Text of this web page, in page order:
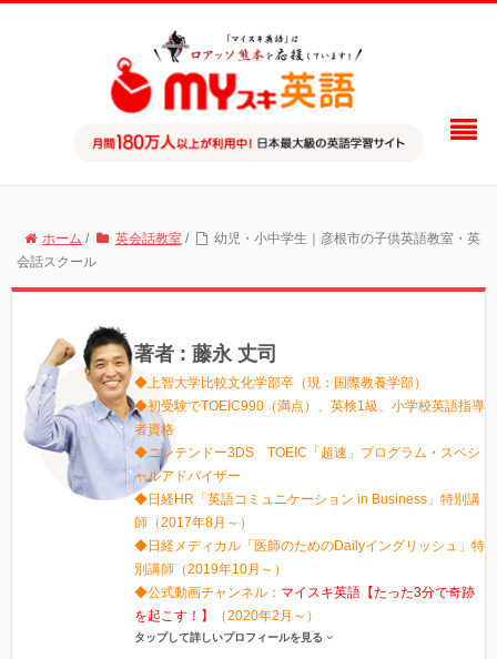
ホーム / 英会話教室 /
幼児・小中学生｜彦根市の子供英語教室・英
会話スクール
著者 : 藤永 丈司
◆上智大学比較文化学部卒（現：国際教養学部）
◆初受験でTOEIC990（満点）、英検1級、小学校英語指導
者資格
◆ニンテンドー3DS TOEIC「超速」プログラム・スペシ
ャルアドバイザー
◆日経HR「英語コミュニケーション in Business」特別講
師（2017年8月～）
◆日経メディカル「医師のためのDailyイングリッシュ」特
別講師（2019年10月～）
◆公式動画チャンネル： マイスキ英語【たった3分で奇跡
を起こす！】
（2020年2月～）
タップして詳しいプロフィールを見る